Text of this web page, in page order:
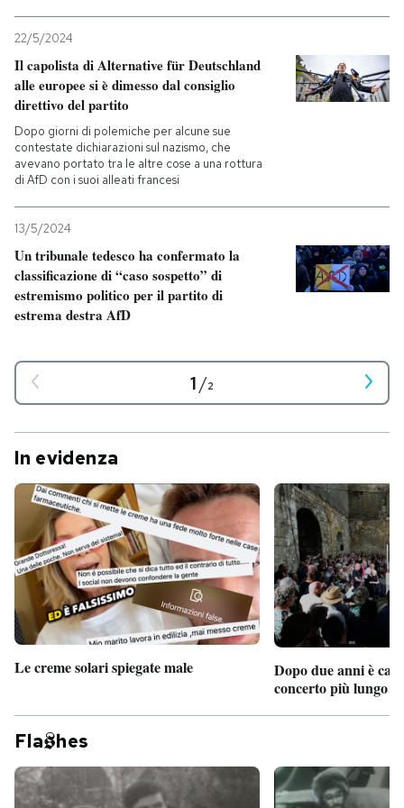
22/5/2024
Il capolista di Alternative für Deutschland
alle europee si è dimesso dal consiglio
direttivo del partito
Dopo giorni di polemiche per alcune sue
contestate dichiarazioni sul nazismo, che
avevano portato tra le altre cose a una rottura
di AfD con i suoi alleati francesi
13/5/2024
Un tribunale tedesco ha confermato la
classificazione di “caso sospetto” di
estremismo politico per il partito di
estrema destra AfD
1/2
In evidenza
Le creme solari spiegate male
Dopo due anni è
concerto più lungo
Fla hes